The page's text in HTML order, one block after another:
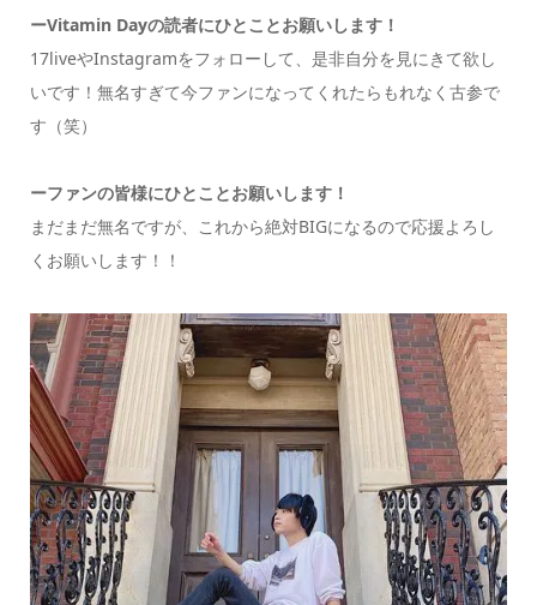
ーVitamin Dayの読者にひとことお願いします！
17liveやInstagramをフォローして、是非自分を見にきて欲し
いです！無名すぎて今ファンになってくれたらもれなく古参で
す（笑）
ーファンの皆様にひとことお願いします！
まだまだ無名ですが、これから絶対BIGになるので応援よろし
くお願いします！！